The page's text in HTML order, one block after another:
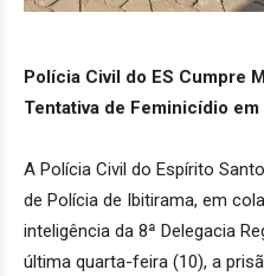
Polícia Civil do ES Cumpre
Tentativa de Feminicídio em
A Polícia Civil do Espírito
de Polícia de Ibitirama, em
inteligência da 8ª Delegacia
última quarta-feira (10), a